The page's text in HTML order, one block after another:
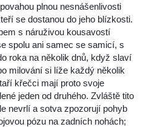
plnou nesnášenlivosti
se dostanou do jeho blízkosti.
s náruživou kousavostí
spolu ani samec se samicí, s
roka na několik dnů, když slaví
milování si líže každý několik
křečci mají proto svoje
jeden od druhého. Zvláště tito
nevrlí a sotva zpozorují pohyb
pózu na zadních nohách;